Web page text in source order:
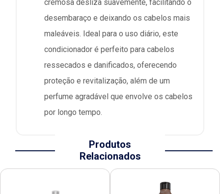
cremosa desliza suavemente, facilitando o
desembaraço e deixando os cabelos mais
maleáveis. Ideal para o uso diário, este
condicionador é perfeito para cabelos
ressecados e danificados, oferecendo
proteção e revitalização, além de um
perfume agradável que envolve os cabelos
por longo tempo.
Produtos
Relacionados